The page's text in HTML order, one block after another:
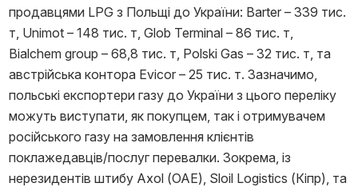
продавцями LPG з Польщі до України: Barter – 339 тис.
т, Unimot – 148 тис. т, Glob Terminal – 86 тис. т,
Bialchem group – 68,8 тис. т, Polski Gas – 32 тис. т, та
австрійська контора Evicor – 25 тис. т. Зазначимо,
польські експортери газу до України з цього переліку
можуть виступати, як покупцем, так і отримувачем
російського газу на замовлення клієнтів
поклажедавців/послуг перевалки. Зокрема, із
нерезидентів штибу Axol (ОАЕ), Sloil Logistics (Кіпр), та